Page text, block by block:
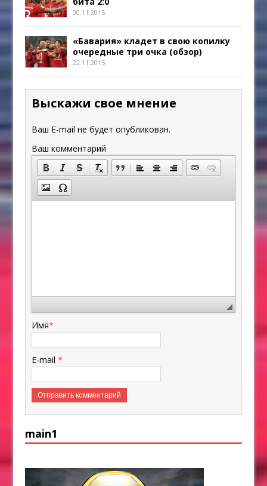
30.11.2015
«Бавария» кладет в свою копилку
очередные три очка (обзор)
22.11.2015
Выскажи свое мнение
Ваш E-mail не будет опубликован.
Ваш комментарий
Имя*
E-mail*
main1